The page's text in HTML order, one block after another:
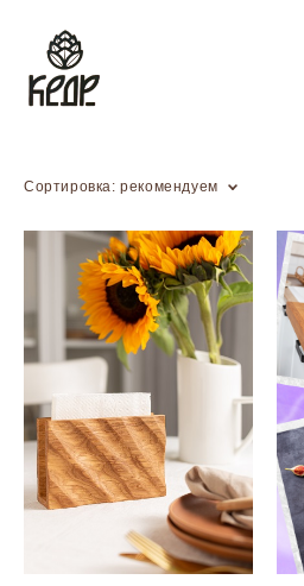
Сортировка: рекомендуем